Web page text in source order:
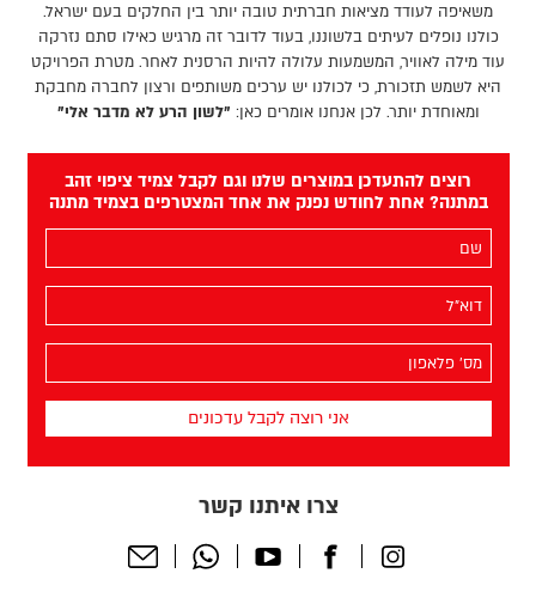
משאיפה לעודד מציאות חברתית טובה יותר בין החלקים בעם ישראל.
כולנו נופלים לעיתים בלשוננו, בעוד לדובר זה מרגיש כאילו סתם נזרקה
עוד מילה לאוויר, המשמעות עלולה להיות הרסנית לאחר. מטרת הפרויקט
היא לשמש תזכורת, כי לכולנו יש ערכים משותפים ורצון לחברה מחבקת
ומאוחדת יותר. לכן אנחנו אומרים כאן: "לשון הרע לא מדבר אלי"
רוצים להתעדכן במוצרים שלנו וגם לקבל צמיד ציפוי זהב
במתנה? אחת לחודש נפנק את אחד המצטרפים בצמיד מתנה
שלך
שלך
הפלאפון
צרו איתנו קשר
Instagram
Facebook
Youtube
Whatsapp
Send